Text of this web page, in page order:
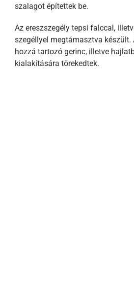
szalagot építettek be.
Az ereszszegély tepsi falccal,
szegéllyel megtámasztva készült.
hozzá tartozó gerinc, illetve
kialakítására törekedtek.